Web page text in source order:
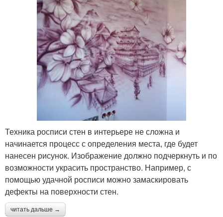
Техника росписи стен в интерьере не сложна и
начинается процесс с определения места, где будет
нанесен рисунок. Изображение должно подчеркнуть и по
возможности украсить пространство. Например, с
помощью удачной росписи можно замаскировать
дефекты на поверхности стен.
читать дальше →